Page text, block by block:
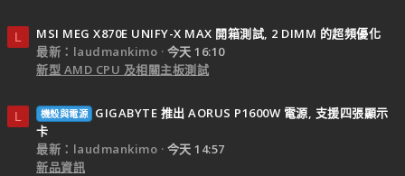
L
MSI MEG X870E UNIFY-X MAX 開箱測試, 2 DIMM 的超頻優化
最新：laudmankimo
今天 16:10
新型 AMD CPU 及相關主板測試
L 機殼與電源
GIGABYTE 推出 AORUS P1600W 電源, 支援四張顯示
卡
最新：laudmankimo
今天 14:57
新品資訊